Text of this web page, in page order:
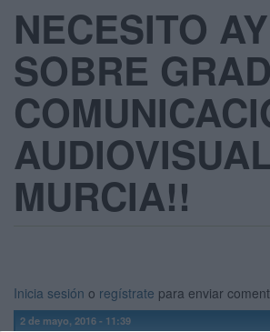
NECESITO
SOBRE
MURCIA!!
Inicia sesión o regístrate para enviar
2 de mayo, 2016 - 11:39